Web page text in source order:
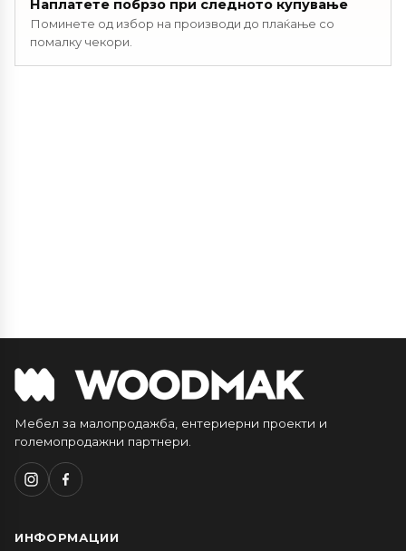
Наплатете побрзо при следното купување
Поминете од избор на производи до плаќање со
помалку чекори.
Мебел за малопродажба, ентериерни проекти и
големопродажни партнери.
ИНФОРМАЦИИ